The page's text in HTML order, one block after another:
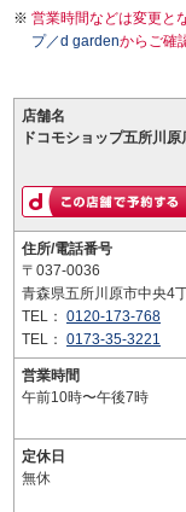
営業時間などは変更と
プ／d gardenからご確
店舗名
ドコモショップ五所川原
住所/電話番号
〒037-0036
青森県五所川原市中央4
TEL： 0120-173-768
TEL： 0173-35-3221
営業時間
午前10時〜午後7時
定休日
無休